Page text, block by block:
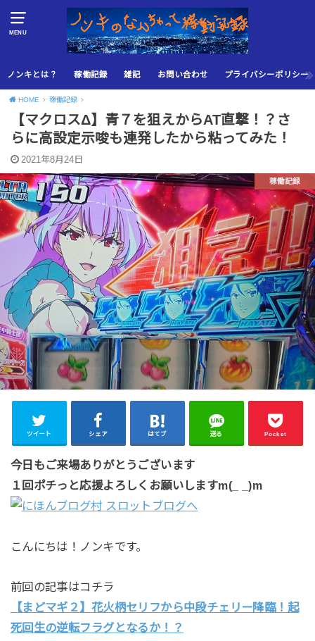
MENU
ノンキとは？ 稼働記録 雑記 お問い合わせ プライバシーポリシー
HOME 稼働記録
【マクロスΔ】青７を狙えからAT直撃！？さ
らに高設定示唆も連発したから粘ってみた！
2021年8月24日
稼働記録
ツイート シェア はてブ 送る Pocket
今日もご来場ありがとうございます
１回ポチっと応援よろしくお願いしますm(_ _)m
こんにちは！ノンキです。
前回の記事はコチラ
【まどマギ２】花火柄セリフから中段チェリー降臨！起
死回生の逆転フラグとなるか！？